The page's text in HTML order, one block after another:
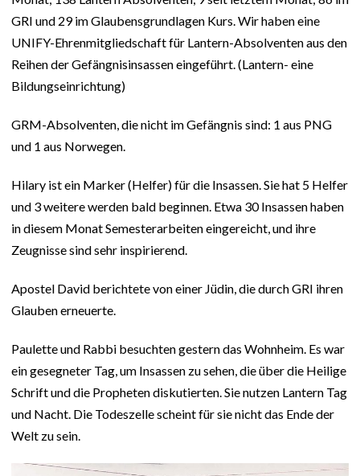
GRI und 29 im Glaubensgrundlagen Kurs. Wir haben eine
UNIFY-Ehrenmitgliedschaft für Lantern-Absolventen aus den
Reihen der Gefängnisinsassen eingeführt. (Lantern- eine
Bildungseinrichtung)
GRM-Absolventen, die nicht im Gefängnis sind: 1 aus PNG
und 1 aus Norwegen.
Hilary ist ein Marker (Helfer) für die Insassen. Sie hat 5 Helfer
und 3 weitere werden bald beginnen. Etwa 30 Insassen haben
in diesem Monat Semesterarbeiten eingereicht, und ihre
Zeugnisse sind sehr inspirierend.
Apostel David berichtete von einer Jüdin, die durch GRI ihren
Glauben erneuerte.
Paulette und Rabbi besuchten gestern das Wohnheim. Es war
ein gesegneter Tag, um Insassen zu sehen, die über die Heilige
Schrift und die Propheten diskutierten. Sie nutzen Lantern Tag
und Nacht. Die Todeszelle scheint für sie nicht das Ende der
Welt zu sein.